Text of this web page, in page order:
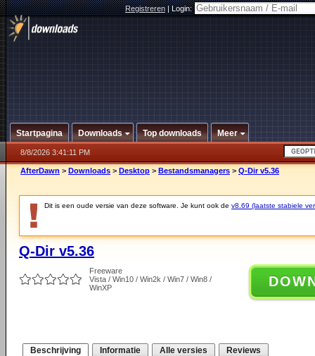
Registreren|Login:
Startpagina Downloads Top downloads Meer
8/8/2026 3:41:11 PM
AfterDawn > Downloads > Desktop > Bestandsmanagers > Q-Dir v5.36
Dit is een oude versie van deze software. Je kunt ook de v8.69 (laatste stabiele
Q-Dir v5.36
Freeware
Vista / Win10 / Win2k / Win7 / Win8 /
WinXP
Beschrijving Informatie Alle versies Reviews